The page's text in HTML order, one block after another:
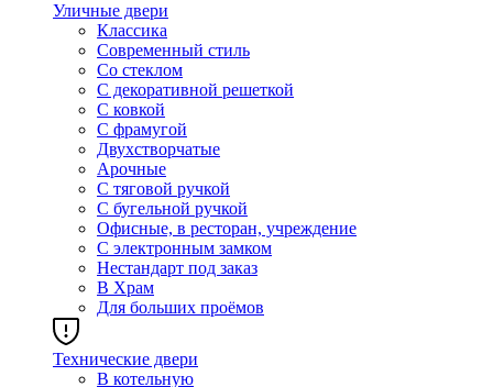
Уличные двери
Классика
Современный стиль
Со стеклом
С декоративной решеткой
С ковкой
С фрамугой
Двухстворчатые
Арочные
С тяговой ручкой
С бугельной ручкой
Офисные, в ресторан, учреждение
С электронным замком
Нестандарт под заказ
В Храм
Для больших проёмов
Технические двери
В котельную